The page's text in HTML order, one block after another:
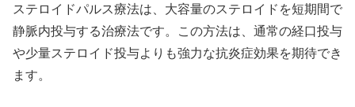
ステロイドパルス療法は、大容量のステロイドを短期間で
静脈内投与する治療法です。この方法は、通常の経口投与
や少量ステロイド投与よりも強力な抗炎症効果を期待でき
ます。